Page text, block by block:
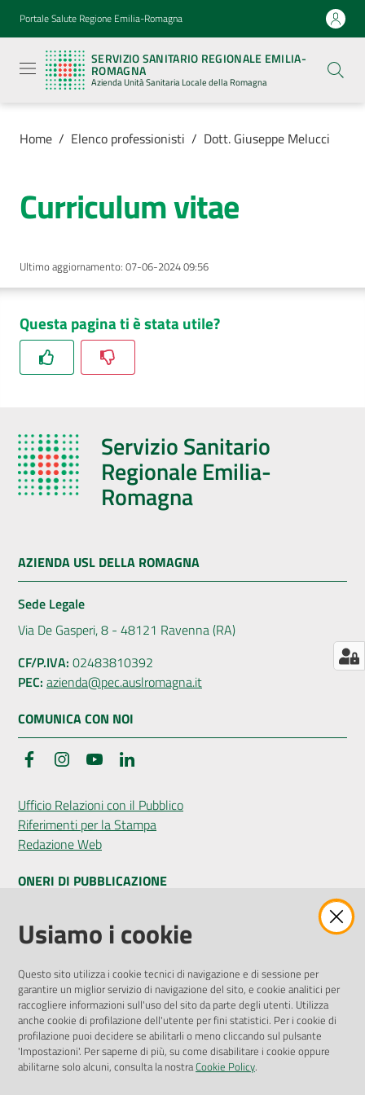
Vai al contenuto
Vai alla navigazione
Vai al footer
Portale Salute Regione Emilia-Romagna
SERVIZIO SANITARIO REGIONALE EMILIA-
ROMAGNA
Azienda Unità Sanitaria Locale della Romagna
Sanitario
Regionale
Emilia-
Romagna
Azienda
Sanitaria
Locale della
Servizi
Luoghi
di
cura
dei
Servizi
Dedicato
Bandi
Concorsi
Seguici
su
Home / Elenco professionisti / Dott. Giuseppe Melucci
Curriculum vitae
Ultimo aggiornamento: 07-06-2024 09:56
Questa pagina ti è stata utile?
Servizio Sanitario
Regionale Emilia-
Romagna
AZIENDA USL DELLA ROMAGNA
Sede Legale
Via De Gasperi, 8 - 48121 Ravenna (RA)
CF/P.IVA: 02483810392
PEC: azienda@pec.auslromagna.it
COMUNICA CON NOI
FacebookInstagramYouTube
Ufficio Relazioni con il Pubblico
Riferimenti per la Stampa
Redazione Web
ONERI DI PUBBLICAZIONE
Amministrazione Trasparente
Pubblicità legale
Privacy Policy
Attuazione Misure PNRR
Liste di Attesa
ENTI, IMPRESE E PARTNER
Usiamo i cookie
Questo sito utilizza i cookie tecnici di navigazione e di sessione per
garantire un miglior servizio di navigazione del sito, e cookie analitici per
raccogliere informazioni sull'uso del sito da parte degli utenti. Utilizza
anche cookie di profilazione dell'utente per fini statistici. Per i cookie di
profilazione puoi decidere se abilitarli o meno cliccando sul pulsante
'Impostazioni'. Per saperne di più, su come disabilitare i cookie oppure
abilitarne solo alcuni, consulta la nostraCookie Policy.